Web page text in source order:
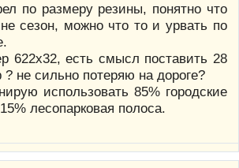
по размеру резины, понятно что
сезон, можно что то и урвать по
622х32, есть смысл поставить 28
не сильно потеряю на дороге?
использовать 85% городские
лесопарковая полоса.